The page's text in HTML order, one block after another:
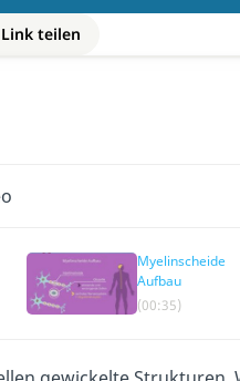
Link teilen
Myelinscheide
Aufbau
(00:35)